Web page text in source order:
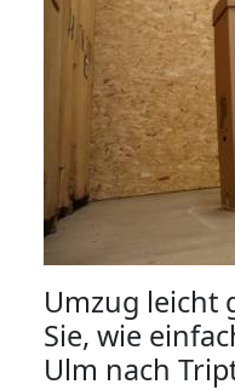
Umzug leicht
Sie, wie
Ulm nach